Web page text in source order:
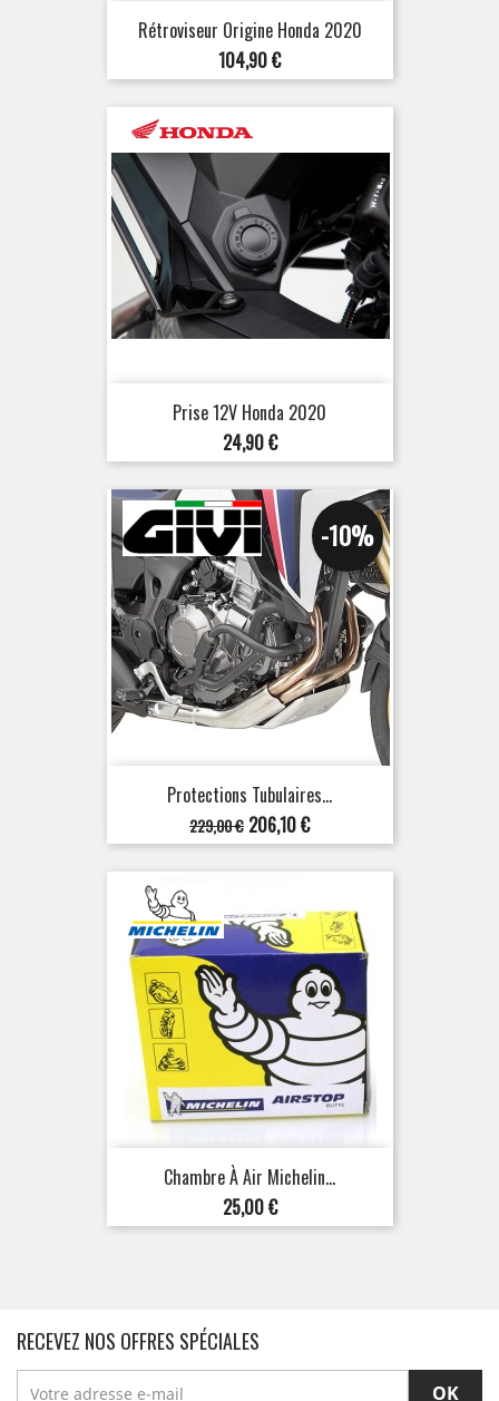
Rétroviseur Origine Honda 2020
Prix
104,90 €
Prise 12V Honda 2020
Prix
24,90 €
Protections Tubulaires...
Prix
de
base
229,00 €
-10%
Prix
206,10 €
Chambre À Air Michelin...
Prix
25,00 €
RECEVEZ NOS OFFRES SPÉCIALES